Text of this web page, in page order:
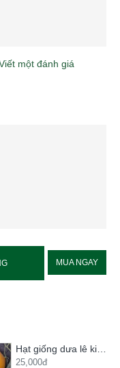
một đánh giá
MUA NGAY
Hạt giống dưa lê kim hoàng hậu
25,000đ